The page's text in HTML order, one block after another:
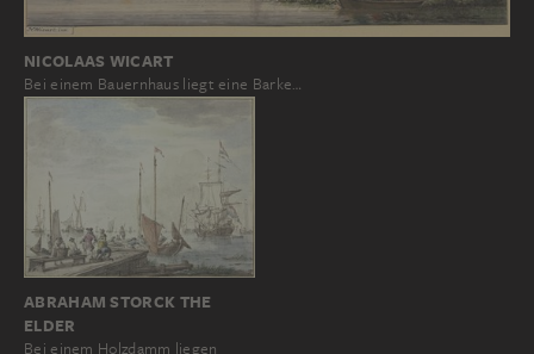
NICOLAAS WICART
Bei einem Bauernhaus liegt eine Barke…
ABRAHAM STORCK THE
ELDER
Bei einem Holzdamm liegen